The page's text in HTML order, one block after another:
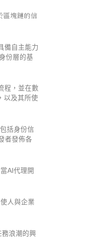
區塊鏈的信
備自主能力
份層的基
程，並在數
以及其所使
包括身份信
者發佈各
AI代理開
人與企業
浪潮的興